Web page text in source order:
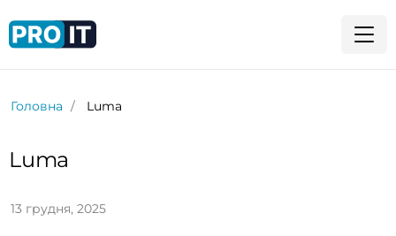
Головна Luma
Luma
13 грудня, 2025